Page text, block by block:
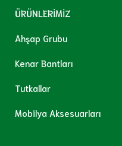
ÜRÜNLERİMİZ
Ahşap Grubu
Kenar Bantları
Tutkallar
Mobilya Aksesuarları